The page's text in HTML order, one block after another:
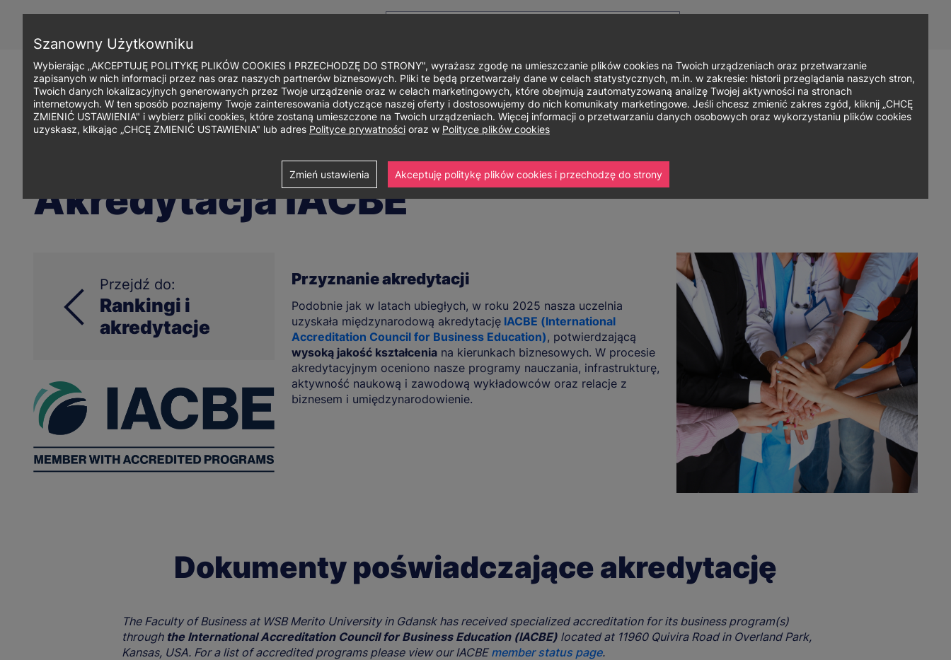
menu
Główne
menu
O uniwersytecie Studia i szkolenia Nauka i badania Współpraca Strefa studenta Zapisz się
nawigacyjna
Akredytacja IACBE
Przejdź do:
Rankingi i
akredytacje
Przyznanie akredytacji
Podobnie jak w latach ubiegłych, w roku 2025 nasza uczelnia
uzyskała międzynarodową akredytację IACBE (International
Accreditation Council for Business Education) , potwierdzającą
wysoką jakość kształcenia na kierunkach biznesowych. W procesie
akredytacyjnym oceniono nasze programy nauczania, infrastrukturę,
aktywność naukową i zawodową wykładowców oraz relacje z
biznesem i umiędzynarodowienie.
Dokumenty poświadczające akredytację
The Faculty of Business at WSB Merito University in Gdansk has received specialized accreditation for its business program(s)
through the International Accreditation Council for Business Education (IACBE) located at 11960 Quivira Road in Overland Park,
Kansas, USA. For a list of accredited programs please view our IACBE member status page.
Szanowny Użytkowniku
Wybierając „AKCEPTUJĘ POLITYKĘ PLIKÓW COOKIES I PRZECHODZĘ DO STRONY", wyrażasz zgodę na umieszczanie plików cookies na Twoich urządzeniach oraz przetwarzanie
zapisanych w nich informacji przez nas oraz naszych partnerów biznesowych. Pliki te będą przetwarzały dane w celach statystycznych, m.in. w zakresie: historii przeglądania naszych stron,
Twoich danych lokalizacyjnych generowanych przez Twoje urządzenie oraz w celach marketingowych, które obejmują zautomatyzowaną analizę Twojej aktywności na stronach
internetowych. W ten sposób poznajemy Twoje zainteresowania dotyczące naszej oferty i dostosowujemy do nich komunikaty marketingowe. Jeśli chcesz zmienić zakres zgód, kliknij „CHCĘ
ZMIENIĆ USTAWIENIA" i wybierz pliki cookies, które zostaną umieszczone na Twoich urządzeniach. Więcej informacji o przetwarzaniu danych osobowych oraz wykorzystaniu plików cookies
uzyskasz, klikając „CHCĘ ZMIENIĆ USTAWIENIA" lub adres Polityce prywatności oraz w Polityce plików cookies
Zmień ustawienia Akceptuję politykę plików cookies i przechodzę do strony